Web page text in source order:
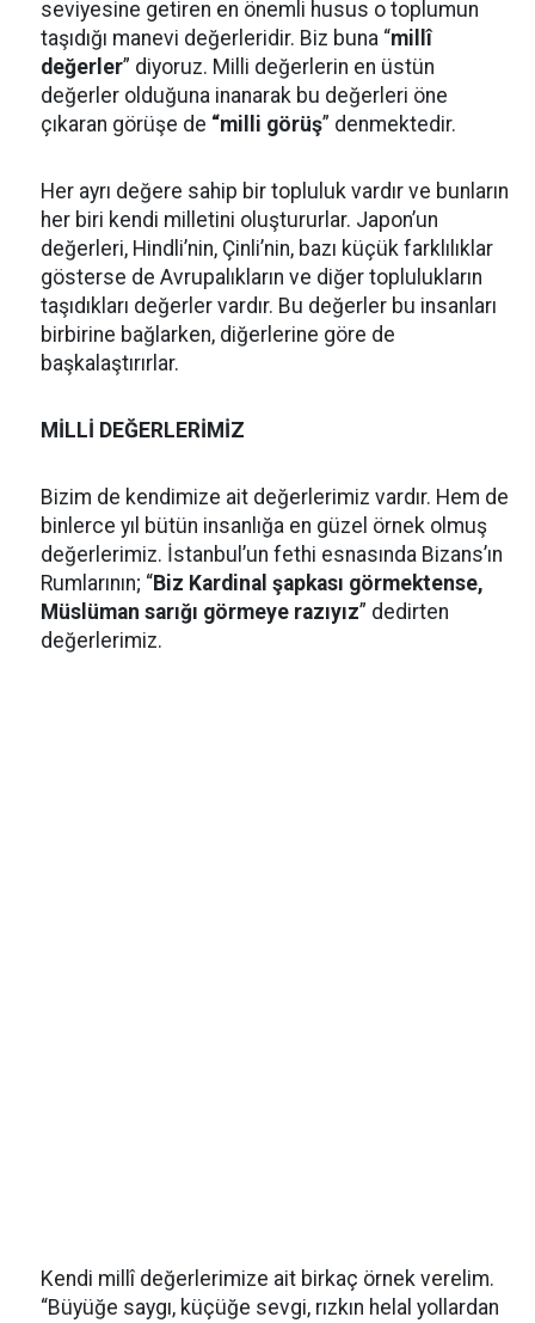
seviyesine getiren en önemli husus o toplumun
taşıdığı manevi değerleridir. Biz buna “millî
değerler” diyoruz. Milli değerlerin en üstün
değerler olduğuna inanarak bu değerleri öne
çıkaran görüşe de “milli görüş” denmektedir.
Her ayrı değere sahip bir topluluk vardır ve bunların
her biri kendi milletini oluştururlar. Japon’un
değerleri, Hindli’nin, Çinli’nin, bazı küçük farklılıklar
gösterse de Avrupalıkların ve diğer toplulukların
taşıdıkları değerler vardır. Bu değerler bu insanları
birbirine bağlarken, diğerlerine göre de
başkalaştırırlar.
MİLLİ DEĞERLERİMİZ
Bizim de kendimize ait değerlerimiz vardır. Hem de
binlerce yıl bütün insanlığa en güzel örnek olmuş
değerlerimiz. İstanbul’un fethi esnasında Bizans’ın
Rumlarının; “Biz Kardinal şapkası görmektense,
Müslüman sarığı görmeye razıyız” dedirten
değerlerimiz.
Kendi millî değerlerimize ait birkaç örnek verelim.
“Büyüğe saygı, küçüğe sevgi, rızkın helal yollardan